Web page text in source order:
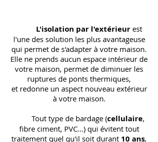
L'isolation par l'extérieurest
l'une des solution les plus avantageuse
qui permet de s'adapter à votre maison.
Elle ne prends aucun espace intérieur de
votre maison, permet de diminuer les
ruptures de ponts thermiques,
et redonne un aspect nouveau extérieur
à votre maison.
Tout type de bardage (cellulaire,
fibre ciment, PVC...) qui évitent tout
traitement quel qu'il soit durant 10 ans,